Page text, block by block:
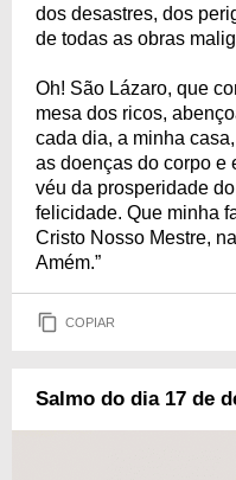
dos desastres, dos
de todas as obras
Oh! São Lázaro, que
mesa dos ricos,
cada dia, a minha
as doenças do corpo e
véu da prosperidade
felicidade. Que minha
Cristo Nosso Mestre,
Amém.”
COPIAR
Salmo do dia 17 de